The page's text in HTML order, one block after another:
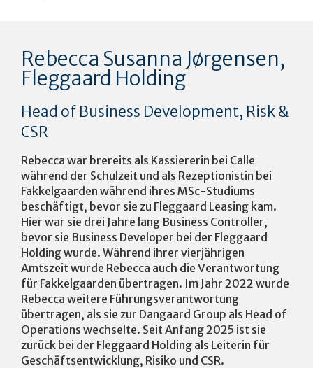
Rebecca Susanna Jørgensen,
Fleggaard Holding
Head of Business Development, Risk &
CSR
Rebecca war brereits als Kassiererin bei Calle
während der Schulzeit und als Rezeptionistin bei
Fakkelgaarden während ihres MSc-Studiums
beschäftigt, bevor sie zu Fleggaard Leasing kam.
Hier war sie drei Jahre lang Business Controller,
bevor sie Business Developer bei der Fleggaard
Holding wurde. Während ihrer vierjährigen
Amtszeit wurde Rebecca auch die Verantwortung
für Fakkelgaarden übertragen. Im Jahr 2022 wurde
Rebecca weitere Führungsverantwortung
übertragen, als sie zur Dangaard Group als Head of
Operations wechselte. Seit Anfang 2025 ist sie
zurück bei der Fleggaard Holding als Leiterin für
Geschäftsentwicklung, Risiko und CSR.